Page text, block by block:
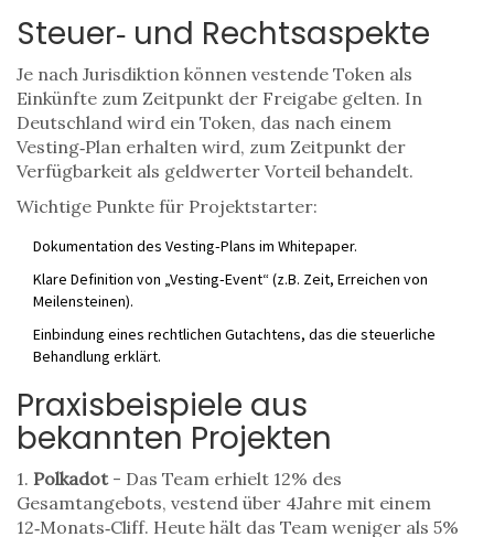
Steuer‑ und Rechtsaspekte
Je nach Jurisdiktion können vestende Token als
Einkünfte zum Zeitpunkt der Freigabe gelten. In
Deutschland wird ein Token, das nach einem
Vesting‑Plan erhalten wird, zum Zeitpunkt der
Verfügbarkeit als geldwerter Vorteil behandelt.
Wichtige Punkte für Projektstarter:
Dokumentation des Vesting‑Plans im Whitepaper.
Klare Definition von „Vesting‑Event“ (z.B. Zeit, Erreichen von
Meilensteinen).
Einbindung eines rechtlichen Gutachtens, das die steuerliche
Behandlung erklärt.
Praxisbeispiele aus
bekannten Projekten
1. Polkadot- Das Team erhielt 12% des
Gesamtangebots, vestend über 4Jahre mit einem
12‑Monats‑Cliff. Heute hält das Team weniger als 5%